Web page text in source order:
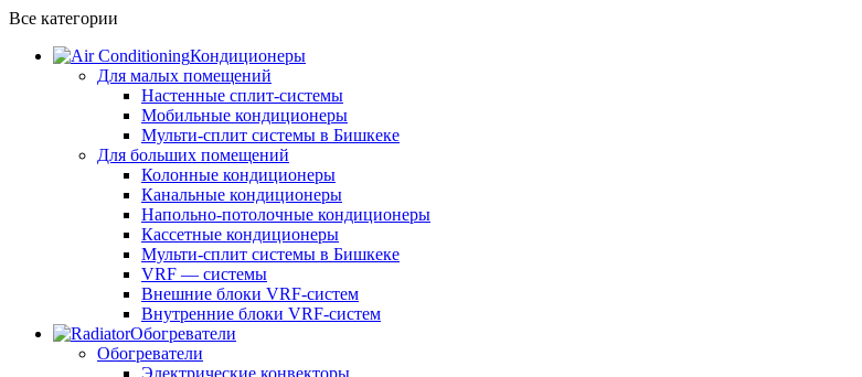
Все категории
Кондиционеры
Для малых помещений
Настенные сплит-системы
Мобильные кондиционеры
Мульти-сплит системы в Бишкеке
Для больших помещений
Колонные кондиционеры
Канальные кондиционеры
Напольно-потолочные кондиционеры
Кассетные кондиционеры
Мульти-сплит системы в Бишкеке
VRF — системы
Внешние блоки VRF-систем
Внутренние блоки VRF-систем
Обогреватели
Обогреватели
Электрические конвекторы